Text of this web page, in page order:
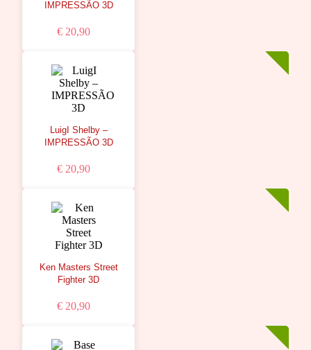
IMPRESSÃO 3D
€ 20,90
LuigI Shelby –
IMPRESSÃO 3D
€ 20,90
Ken Masters Street
Fighter 3D
€ 20,90